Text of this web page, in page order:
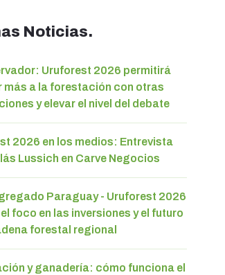
Noticias.
Uruforest 2026 permitirá
más a la forestación con otras
y elevar el nivel del debate
2026 en los medios: Entrevista
Lussich en Carve Negocios
Paraguay - Uruforest 2026
foco en las inversiones y el futuro
forestal regional
y ganadería: cómo funciona el